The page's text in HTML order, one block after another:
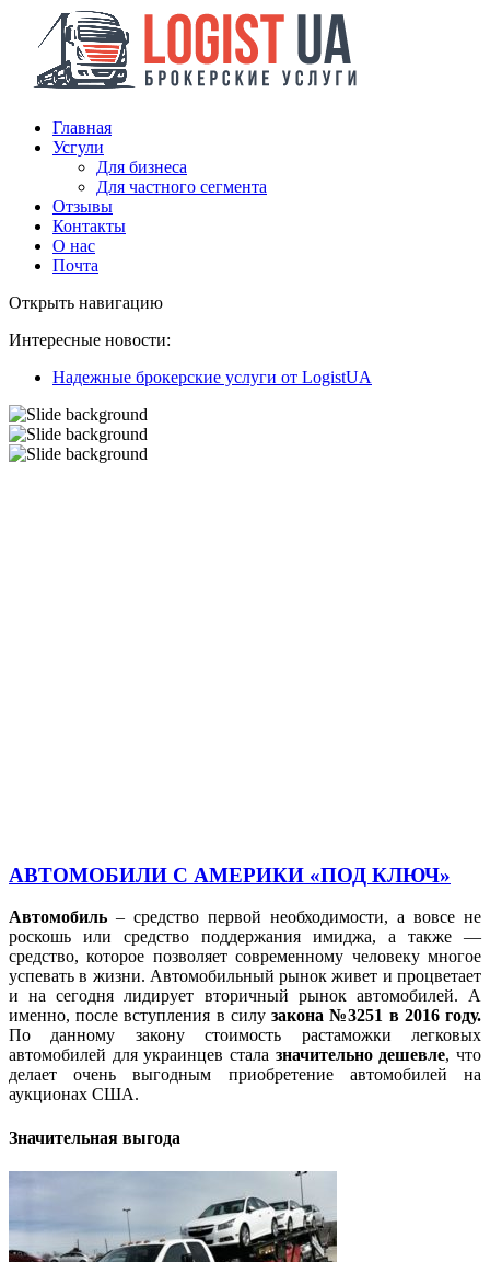
Главная
Усгули
Для бизнеса
Для частного сегмента
Отзывы
Контакты
О нас
Почта
Открыть навигацию
Интересные новости:
Надежные брокерские услуги от LogistUA
АВТОМОБИЛИ С АМЕРИКИ «ПОД КЛЮЧ»
Автомобиль – средство первой необходимости, а вовсе не
роскошь или средство поддержания имиджа, а также —
средство, которое позволяет современному человеку многое
успевать в жизни. Автомобильный рынок живет и процветает
и на сегодня лидирует вторичный рынок автомобилей. А
именно, после вступления в силу закона №3251 в 2016 году.
По данному закону стоимость растаможки легковых
автомобилей для украинцев стала значительно дешевле, что
делает очень выгодным приобретение автомобилей на
аукционах США.
Значительная выгода